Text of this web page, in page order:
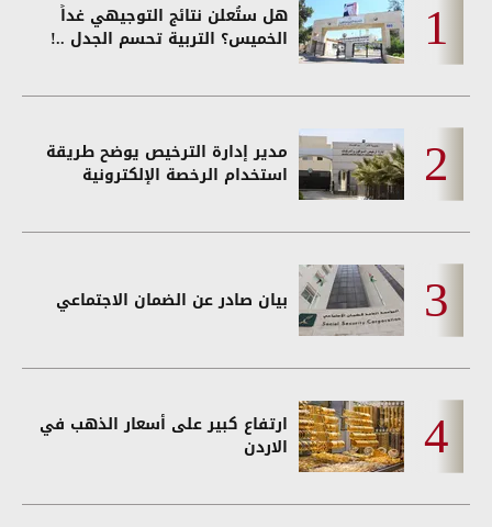
هل ستُعلن نتائج التوجيهي غداً
الخميس؟ التربية تحسم الجدل ..!
مدير إدارة الترخيص يوضح طريقة
استخدام الرخصة الإلكترونية
بيان صادر عن الضمان الاجتماعي
ارتفاع كبير على أسعار الذهب في
الاردن